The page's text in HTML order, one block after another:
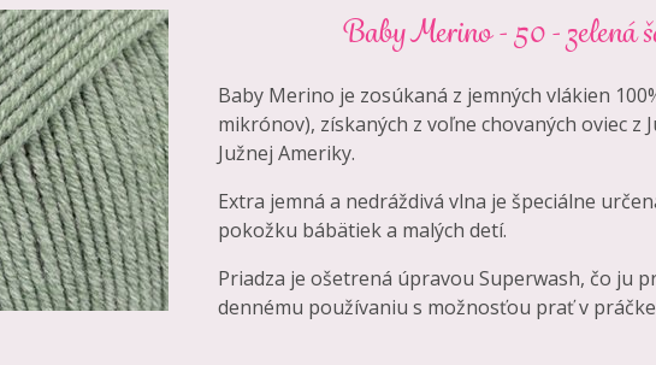
Baby Merino - 50 - zelená
Baby Merino je zosúkaná z jemných vlákien
mikrónov), získaných z voľne chovaných oviec z
Južnej Ameriky.
Extra jemná a nedráždivá vlna je špeciálne
pokožku bábätiek a malých detí.
Priadza je ošetrená úpravou Superwash, čo ju
dennému používaniu s možnosťou prať v